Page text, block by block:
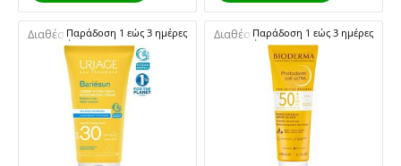
Διαθέσιμο:Παράδοση 1 εώς 3 ημέρες Διαθέσιμο:Παράδοση 1 εώς 3 ημέρες